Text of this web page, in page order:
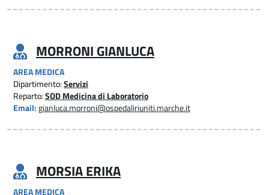
MORRONI GIANLUCA
AREA MEDICA
Dipartimento:Servizi
Reparto:SOD Medicina di Laboratorio
Email: gianluca.morroni@ospedaliriuniti.marche.it
MORSIA ERIKA
AREA MEDICA